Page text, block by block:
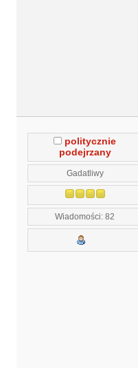
politycznie
podejrzany
Gadatliwy
Wiadomości: 82